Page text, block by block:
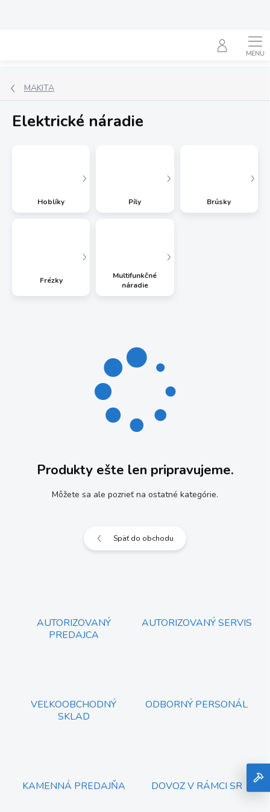
Hľadať
MAKITA
Elektrické náradie
Hoblíky Píly Brúsky
Frézky
Multifunkčné
náradie
Produkty ešte len pripravujeme.
Môžete sa ale pozrieť na ostatné kategórie.
Späť do obchodu
AUTORIZOVANÝ
PREDAJCA
AUTORIZOVANÝ SERVIS
VEĽKOOBCHODNÝ
SKLAD
ODBORNÝ PERSONÁL
KAMENNÁ PREDAJŇA DOVOZ V RÁMCI SR